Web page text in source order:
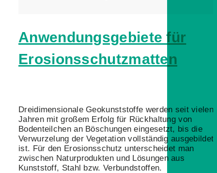
Anwendungsgebiete für
Erosionsschutzmatten
Dreidimensionale Geokunststoffe werden seit vielen
Jahren mit großem Erfolg für Rückhaltung von
Bodenteilchen an Böschungen eingesetzt, bis die
Verwurzelung der Vegetation vollständig ausgebildet
ist. Für den Erosionsschutz unterscheidet man
zwischen Naturprodukten und Lösungen aus
Kunststoff, Stahl bzw. Verbundstoffen.